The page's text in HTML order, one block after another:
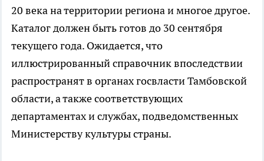
20 века на территории региона и многое другое.
Каталог должен быть готов до 30 сентября
текущего года. Ожидается, что
иллюстрированный справочник впоследствии
распространят в органах госвласти Тамбовской
области, а также соответствующих
департаментах и службах, подведомственных
Министерству культуры страны.